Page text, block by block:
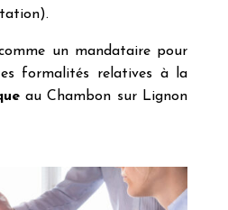
un mandataire pour
formalités relatives à la
au Chambon sur Lignon